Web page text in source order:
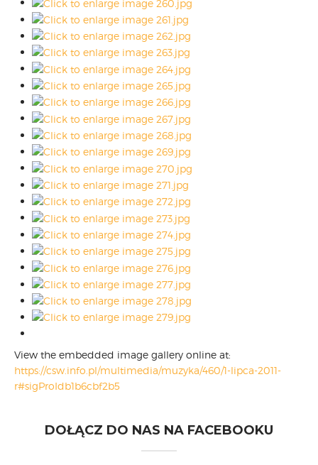
View the embedded image gallery online at:
https://csw.info.pl/multimedia/muzyka/460/1-lipca-2011-
r#sigProIdb1b6cbf2b5
DOŁĄCZ DO NAS NA FACEBOOKU